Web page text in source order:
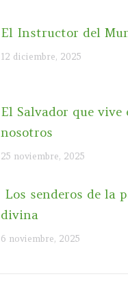
El Instructor del
12 diciembre, 2025
El Salvador que vive
nosotros
25 noviembre, 2025
Los senderos de la
divina
6 noviembre, 2025